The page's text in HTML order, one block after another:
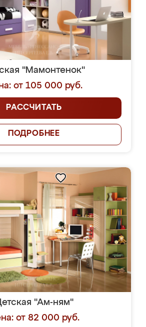
"Мамонтенок"
от 105 000 руб.
РАССЧИТАТЬ
ПОДРОБНЕЕ
"Ам-ням"
от 82 000 руб.